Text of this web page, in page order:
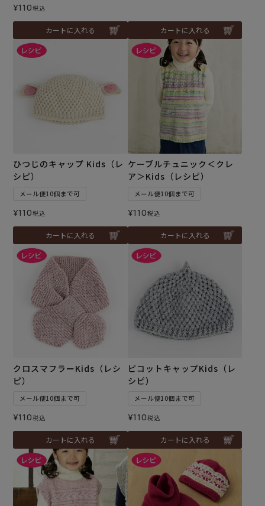
¥110税込
カートに入れる カートに入れる
ひつじのキャップ Kids（レ
シピ）
メール便10個まで可
¥110税込
カートに入れる
ケーブルチュニック＜クレ
ア＞Kids（レシピ）
メール便10個まで可
¥110税込
カートに入れる
クロスマフラーKids（レシ
ピ）
メール便10個まで可
¥110税込
カートに入れる
ピコットキャップKids（レ
シピ）
メール便10個まで可
¥110税込
カートに入れる